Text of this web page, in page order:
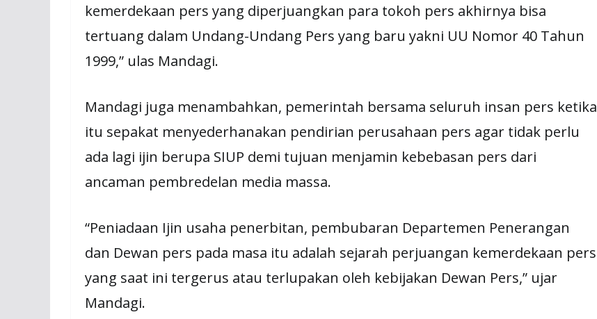
kemerdekaan pers yang diperjuangkan para tokoh pers akhirnya bisa
tertuang dalam Undang-Undang Pers yang baru yakni UU Nomor 40 Tahun
1999,” ulas Mandagi.
Mandagi juga menambahkan, pemerintah bersama seluruh insan pers ketika
itu sepakat menyederhanakan pendirian perusahaan pers agar tidak perlu
ada lagi ijin berupa SIUP demi tujuan menjamin kebebasan pers dari
ancaman pembredelan media massa.
“Peniadaan Ijin usaha penerbitan, pembubaran Departemen Penerangan
dan Dewan pers pada masa itu adalah sejarah perjuangan kemerdekaan pers
yang saat ini tergerus atau terlupakan oleh kebijakan Dewan Pers,” ujar
Mandagi.